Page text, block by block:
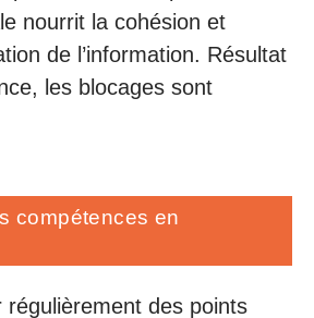
nourrit la cohésion et
de l’information. Résultat
les blocages sont
compétences en
régulièrement des points